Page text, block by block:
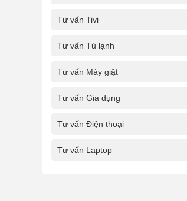
Tư vấn Tivi
Tư vấn Tủ lạnh
Tư vấn Máy giặt
Tư vấn Gia dụng
Tư vấn Điện thoại
Tư vấn Laptop